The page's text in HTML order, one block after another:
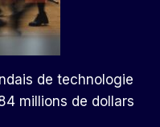
de technologie
millions de dollars